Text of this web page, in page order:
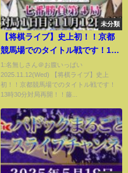
未分類
【将棋ライブ】史上初！！京都
競馬場でのタイトル戦です！13
時30分対局再開！！藤井聡太竜
王 vs 佐々木勇気八段【第38期竜
王戦七番勝負第4局】主催：読売
1:名無しさん＠お腹いっぱい
2025.11.12(Wed) 【将棋ライブ】史上
初！！京都競馬場でのタイトル戦です！
13時30分対局再開！！藤...